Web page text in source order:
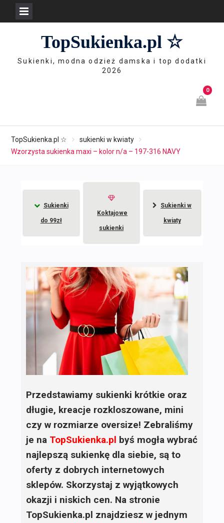
TopSukienka.pl ☆
Sukienki, modna odzież damska i top dodatki
2026
0
TopSukienka.pl ☆
sukienki w kwiaty
Wzorzysta sukienka maxi – kolor n/a – 197-316 NAVY
Sukienki
do 99zł
Koktajowe
sukienki
Sukienki w
kwiaty
Przedstawiamy sukienki krótkie oraz
długie, kreacje rozkloszowane, mini
czy w rozmiarze oversize! Zebraliśmy
je na TopSukienka.pl byś mogła wybrać
najlepszą sukienkę dla siebie, są to
oferty z dobrych internetowych
sklepów. Skorzystaj z wyjątkowych
okazji i niskich cen. Na stronie
TopSukienka.pl znajdziesz w jednym